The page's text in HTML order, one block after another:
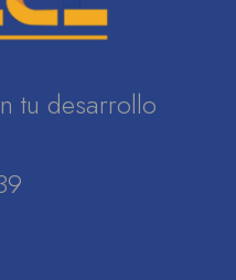
tu desarrollo